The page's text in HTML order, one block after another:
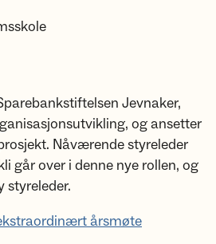
Jevnaker,
og ansetter
Nåværende styreleder
går over i denne nye rollen, og
styreleder.
årsmøte